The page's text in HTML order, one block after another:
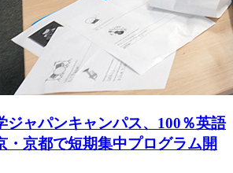
ジャパンキャンパス、100％英語
・京都で短期集中プログラム開